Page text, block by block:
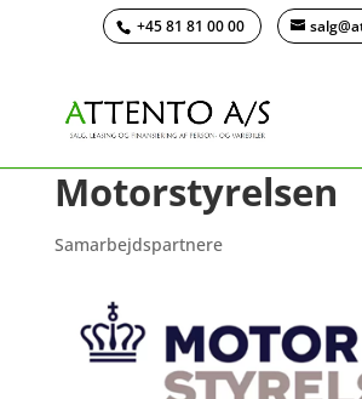
+45 81 81 00 00
Motorstyrelsen
Samarbejdspartnere